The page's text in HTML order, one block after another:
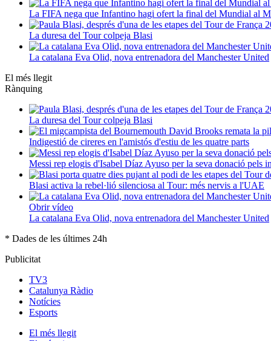
La FIFA nega que Infantino hagi ofert la final del Mundial al
La duresa del Tour colpeja Blasi
La catalana Eva Olid, nova entrenadora del Manchester United
El més llegit
Rànquing
La duresa del Tour colpeja Blasi
Indigestió de cireres en l'amistós d'estiu de les quatre parts
Messi rep elogis d'Isabel Díaz Ayuso per la seva donació pels
Blasi activa la rebel·lió silenciosa al Tour: més nervis a l'UAE
Obrir vídeo
La catalana Eva Olid, nova entrenadora del Manchester United
* Dades de les últimes 24h
Publicitat
TV3
Catalunya Ràdio
Notícies
Esports
El més llegit